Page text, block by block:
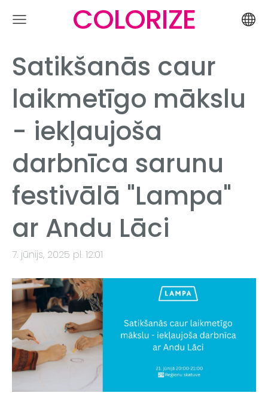
COLORIZE
Satikšanās caur
laikmetīgo mākslu
- iekļaujoša
darbnīca sarunu
festivālā "Lampa"
ar Andu Lāci
7. jūnijs, 2025 pl. 12:01